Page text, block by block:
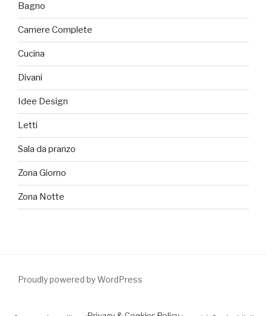
Bagno
Camere Complete
Cucina
Divani
Idee Design
Letti
Sala da pranzo
Zona Giorno
Zona Notte
Proudly powered by WordPress